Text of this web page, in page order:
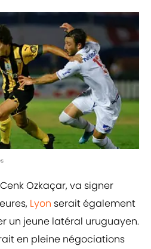
Ozkaçar, va signer
Lyon serait également
un jeune latéral uruguayen.
en pleine négociations